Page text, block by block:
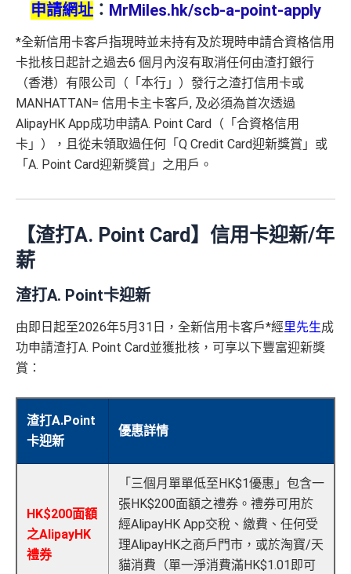
申請網址： MrMiles.hk/scb-a-point-apply
*全新信用卡客戶指現時並未持有及於現時申請合資格信用
卡批核日起計之過去6 個月內沒有取消任何由渣打銀行
（香港）有限公司（「本行」）發行之渣打信用卡或
MANHATTAN= 信用卡主卡客戶, 及必須為首次透過
AlipayHK App成功申請A. Point Card（「合資格信用
卡」），且從未領取過任何「Q Credit Card迎新獎賞」或
「A. Point Card迎新獎賞」之用戶。
【渣打A. Point Card】信用卡迎新/年
薪
渣打A. Point卡迎新
由即日起至2026年5月31日，全新信用卡客戶*經里先生成
功申請渣打A. Point Card並獲批核，可享以下豐富迎新獎
賞：
渣打A.Point
卡迎新
優惠詳情
HK$200面額
之AlipayHK
禮券
「三個月單單低至HK$1優惠」包含一
張HK$200面額之禮券。禮券可用於
經AlipayHK App交稅、繳費、任何受
理AlipayHK之商戶門市，或於淘寶/天
貓消費（單一淨消費滿HK$1.01即可